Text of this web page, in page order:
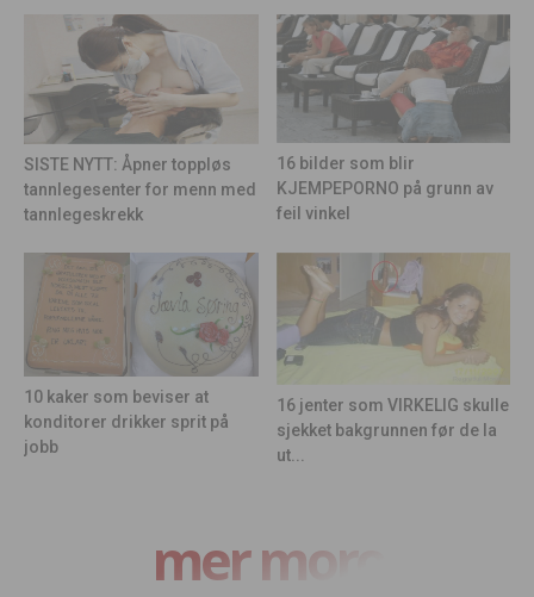
SISTE NYTT: Åpner toppløs
tannlegesenter for menn med
tannlegeskrekk
16 bilder som blir
KJEMPEPORNO på grunn av
feil vinkel
10 kaker som beviser at
konditorer drikker sprit på
jobb
16 jenter som VIRKELIG skulle
sjekket bakgrunnen før de la
ut...
mer moro